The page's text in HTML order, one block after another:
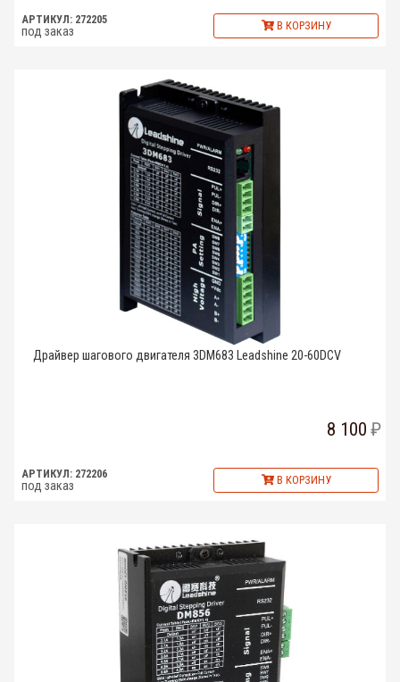
АРТИКУЛ: 272205
под заказ В КОРЗИНУ
Драйвер шагового двигателя 3DM683 Leadshine 20-60DCV
8 100
АРТИКУЛ: 272206
под заказ В КОРЗИНУ